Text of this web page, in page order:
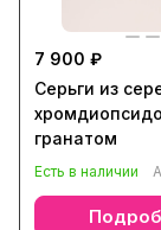
7 900 ₽
Серьги из
гранатом
Есть в наличии